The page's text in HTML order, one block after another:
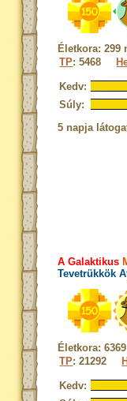
Életkora:
TP: 5468
Kedv:
Súly:
5 napja
A Galaktikus
Tevetrükkök
Életkora:
TP: 21292
Kedv: